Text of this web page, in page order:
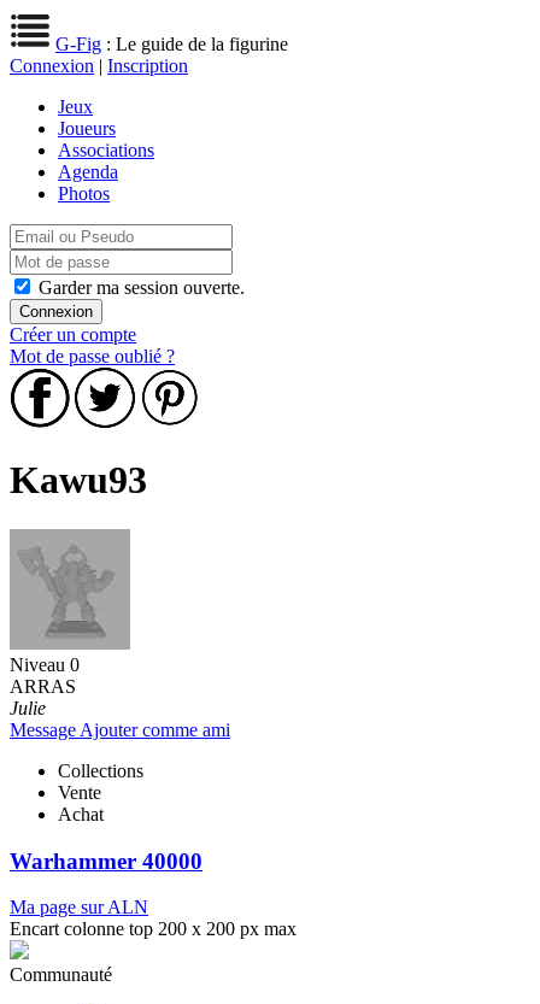
G-Fig : Le guide de la figurine
Connexion | Inscription
Jeux
Joueurs
Associations
Agenda
Photos
Garder ma session ouverte.
Créer un compte
Mot de passe oublié ?
Kawu93
Niveau 0
ARRAS
Julie
Message Ajouter comme ami
Collections
Vente
Achat
Warhammer 40000
Ma page sur ALN
Encart colonne top 200 x 200 px max
Communauté